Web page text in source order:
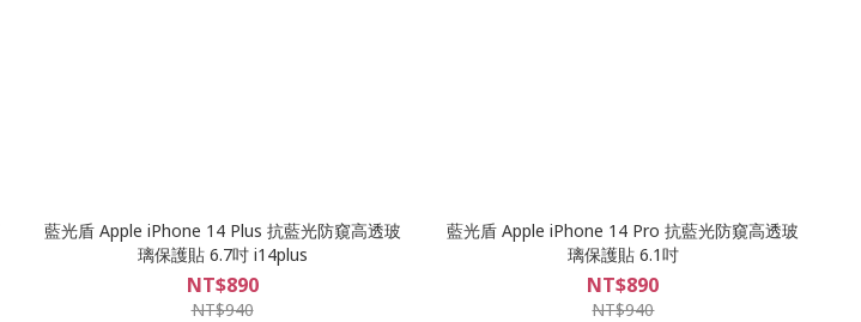
藍光盾 Apple iPhone 14 Plus 抗藍光防窺高透玻
璃保護貼 6.7吋 i14plus
NT$890
NT$940
藍光盾 Apple iPhone 14 Pro 抗藍光防窺高透玻
璃保護貼 6.1吋
NT$890
NT$940